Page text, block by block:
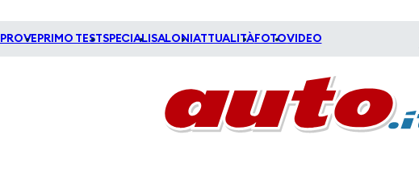
PROVE PRIMO TESTSPECIALI SALONI ATTUALITÀFOTOVIDEO